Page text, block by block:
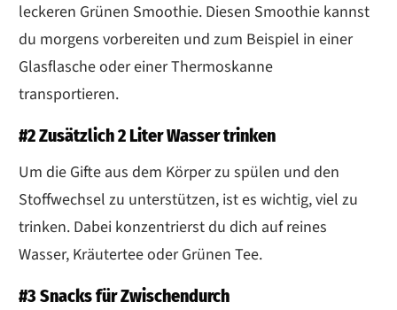
leckeren Grünen Smoothie. Diesen Smoothie kannst
du morgens vorbereiten und zum Beispiel in einer
Glasflasche oder einer Thermoskanne
transportieren.
#2 Zusätzlich 2 Liter Wasser trinken
Um die Gifte aus dem Körper zu spülen und den
Stoffwechsel zu unterstützen, ist es wichtig, viel zu
trinken. Dabei konzentrierst du dich auf reines
Wasser, Kräutertee oder Grünen Tee.
#3 Snacks für Zwischendurch